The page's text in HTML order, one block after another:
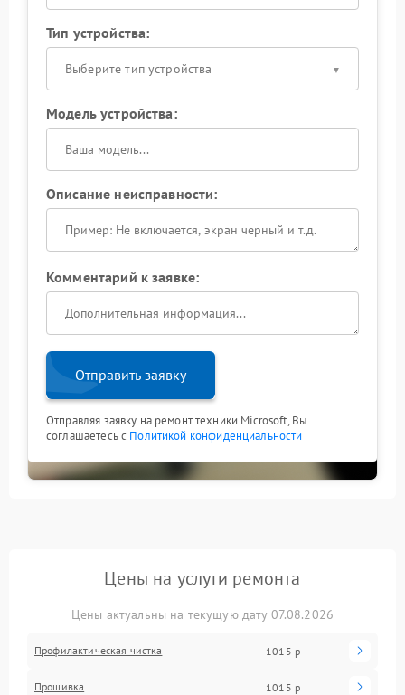
Тип устройства:
Выберите тип устройства
Модель устройства:
Описание неисправности:
Комментарий к заявке:
Отправить заявку
Отправляя заявку на ремонт техники Microsoft, Вы
соглашаетесь с Политикой конфиденциальности
Цены на услуги ремонта
Цены актуальны на текущую дату 07.08.2026
Профилактическая чистка 1015 р
Прошивка 1015 р